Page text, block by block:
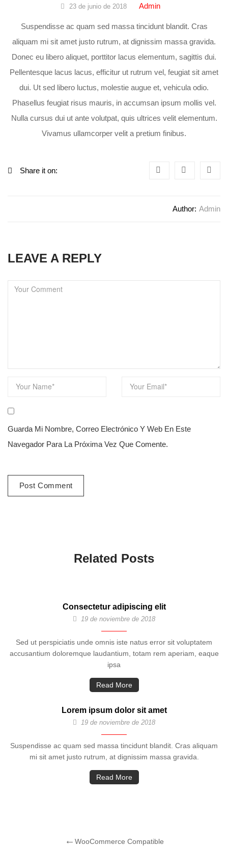
23 de junio de 2018 Admin
Suspendisse ac quam sed massa tincidunt blandit. Cras
aliquam mi sit amet justo rutrum, at dignissim massa gravida.
Donec eu libero aliquet, porttitor lacus elementum, sagittis dui.
Pellentesque lacus lacus, efficitur ut rutrum vel, feugiat sit amet
dui. Ut sed libero luctus, molestie augue et, vehicula odio.
Phasellus feugiat risus mauris, in accumsan ipsum mollis vel.
Nulla cursus dui ut ante volutpat, quis ultrices velit elementum.
Vivamus ullamcorper velit a pretium finibus.
Share it on:
Author: Admin
LEAVE A REPLY
Guarda Mi Nombre, Correo Electrónico Y Web En Este
Navegador Para La Próxima Vez Que Comente.
Related Posts
Consectetur adipiscing elit
19 de noviembre de 2018
Sed ut perspiciatis unde omnis iste natus error sit voluptatem
accusantium doloremque laudantium, totam rem aperiam, eaque
ipsa
Read More
Lorem ipsum dolor sit amet
19 de noviembre de 2018
Suspendisse ac quam sed massa tincidunt blandit. Cras aliquam
mi sit amet justo rutrum, at dignissim massa gravida.
Read More
WooCommerce Compatible